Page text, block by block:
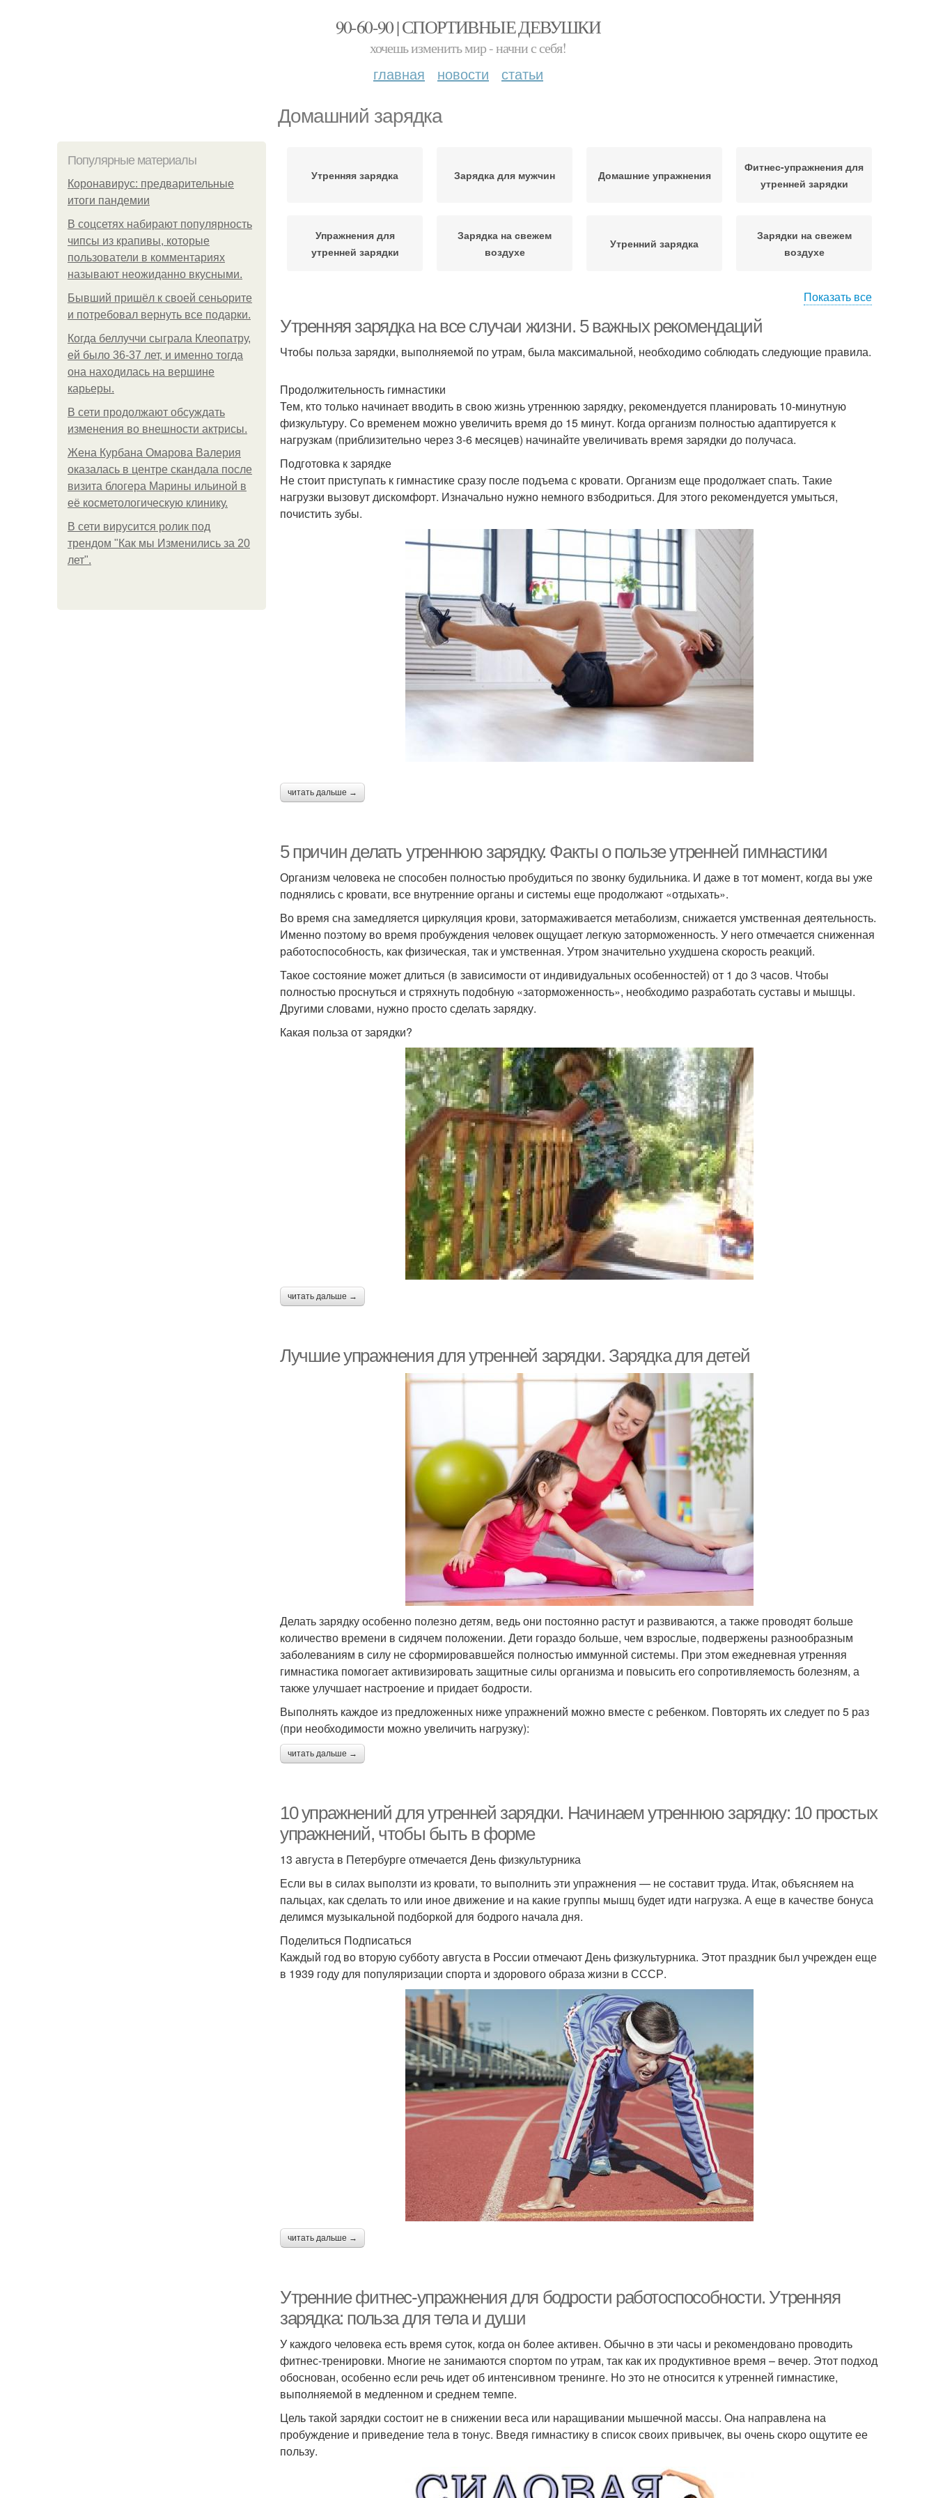
90-60-90 | СПОРТИВНЫЕ ДЕВУШКИ
хочешь изменить мир - начни с себя!
главная новости статьи
Домашний зарядка
Популярные материалы
Коронавирус: предварительные
итоги пандемии
В соцсетях набирают популярность
чипсы из крапивы, которые
пользователи в комментариях
называют неожиданно вкусными.
Бывший пришёл к своей сеньорите
и потребовал вернуть все подарки.
Когда беллуччи сыграла Клеопатру,
ей было 36-37 лет, и именно тогда
она находилась на вершине
карьеры.
В сети продолжают обсуждать
изменения во внешности актрисы.
Жена Курбана Омарова Валерия
оказалась в центре скандала после
визита блогера Марины ильиной в
её косметологическую клинику.
В сети вирусится ролик под
трендом "Как мы Изменились за 20
лет".
Утренняя зарядка Зарядка для мужчин Домашние упражнения
Фитнес-упражнения для
утренней зарядки
Упражнения для
утренней зарядки
Зарядка на свежем
воздухе
Утренний зарядка
Зарядки на свежем
воздухе
условий
Зарядка для детей Зарядка для похудения Зарядки для похудения Силовая зарядка
Упражнения для зарядки
Показать все
Утренняя зарядка на все случаи жизни. 5 важных рекомендаций
Чтобы польза зарядки, выполняемой по утрам, была максимальной, необходимо соблюдать следующие правила.
Продолжительность гимнастики
Тем, кто только начинает вводить в свою жизнь утреннюю зарядку, рекомендуется планировать 10-минутную
физкультуру. Со временем можно увеличить время до 15 минут. Когда организм полностью адаптируется к
нагрузкам (приблизительно через 3-6 месяцев) начинайте увеличивать время зарядки до получаса.
Подготовка к зарядке
Не стоит приступать к гимнастике сразу после подъема с кровати. Организм еще продолжает спать. Такие
нагрузки вызовут дискомфорт. Изначально нужно немного взбодриться. Для этого рекомендуется умыться,
почистить зубы.
читать дальше →
5 причин делать утреннюю зарядку. Факты о пользе утренней гимнастики
Организм человека не способен полностью пробудиться по звонку будильника. И даже в тот момент, когда вы уже
поднялись с кровати, все внутренние органы и системы еще продолжают «отдыхать».
Во время сна замедляется циркуляция крови, затормаживается метаболизм, снижается умственная деятельность.
Именно поэтому во время пробуждения человек ощущает легкую заторможенность. У него отмечается сниженная
работоспособность, как физическая, так и умственная. Утром значительно ухудшена скорость реакций.
Такое состояние может длиться (в зависимости от индивидуальных особенностей) от 1 до 3 часов. Чтобы
полностью проснуться и стряхнуть подобную «заторможенность», необходимо разработать суставы и мышцы.
Другими словами, нужно просто сделать зарядку.
Какая польза от зарядки?
читать дальше →
Лучшие упражнения для утренней зарядки. Зарядка для детей
Делать зарядку особенно полезно детям, ведь они постоянно растут и развиваются, а также проводят больше
количество времени в сидячем положении. Дети гораздо больше, чем взрослые, подвержены разнообразным
заболеваниям в силу не сформировавшейся полностью иммунной системы. При этом ежедневная утренняя
гимнастика помогает активизировать защитные силы организма и повысить его сопротивляемость болезням, а
также улучшает настроение и придает бодрости.
Выполнять каждое из предложенных ниже упражнений можно вместе с ребенком. Повторять их следует по 5 раз
(при необходимости можно увеличить нагрузку):
читать дальше →
10 упражнений для утренней зарядки. Начинаем утреннюю зарядку: 10 простых
упражнений, чтобы быть в форме
13 августа в Петербурге отмечается День физкультурника
Если вы в силах выползти из кровати, то выполнить эти упражнения — не составит труда. Итак, объясняем на
пальцах, как сделать то или иное движение и на какие группы мышц будет идти нагрузка. А еще в качестве бонуса
делимся музыкальной подборкой для бодрого начала дня.
Поделиться Подписаться
Каждый год во вторую субботу августа в России отмечают День физкультурника. Этот праздник был учрежден еще
в 1939 году для популяризации спорта и здорового образа жизни в СССР.
читать дальше →
Утренние фитнес-упражнения для бодрости работоспособности. Утренняя
зарядка: польза для тела и души
У каждого человека есть время суток, когда он более активен. Обычно в эти часы и рекомендовано проводить
фитнес-тренировки. Многие не занимаются спортом по утрам, так как их продуктивное время – вечер. Этот подход
обоснован, особенно если речь идет об интенсивном тренинге. Но это не относится к утренней гимнастике,
выполняемой в медленном и среднем темпе.
Цель такой зарядки состоит не в снижении веса или наращивании мышечной массы. Она направлена на
пробуждение и приведение тела в тонус. Введя гимнастику в список своих привычек, вы очень скоро ощутите ее
пользу.